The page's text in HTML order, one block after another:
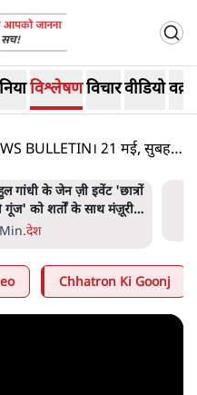
विश्लेषणविचारवीडियो
BULLETIN। 21 मई, सुबह
गांधी के जेन ज़ी इवेंट 'छात्रों
गूंज' को शर्तों के साथ मंज़ूरी
पड़ा.देश
Chhatron Ki Goonj